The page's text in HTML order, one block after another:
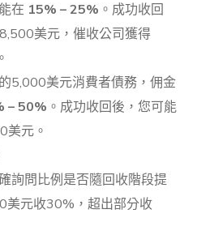
在 15% – 25% 。成功收回
美元，催收公司獲得
5,000美元消費者債務，佣金
– 50% 。成功收回後，您可能
元。
詢問比例是否隨回收階段提
美元收30%，超出部分收